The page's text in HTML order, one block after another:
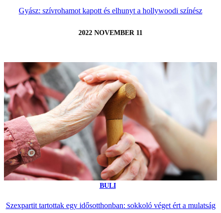
Gyász: szívrohamot kapott és elhunyt a hollywoodi színész
2022 NOVEMBER 11
BULI
Szexpartit tartottak egy idősotthonban: sokkoló véget ért a mulatság